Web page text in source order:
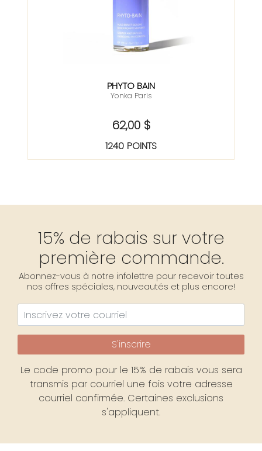
PHYTO BAIN
Yonka Paris
62,00 $
1240 POINTS
15% de rabais sur votre
première commande.
Abonnez-vous à notre infolettre pour recevoir toutes
nos offres spéciales, nouveautés et plus encore!
S'inscrire
Le code promo pour le 15% de rabais vous sera
transmis par courriel une fois votre adresse
courriel confirmée. Certaines exclusions
s'appliquent.